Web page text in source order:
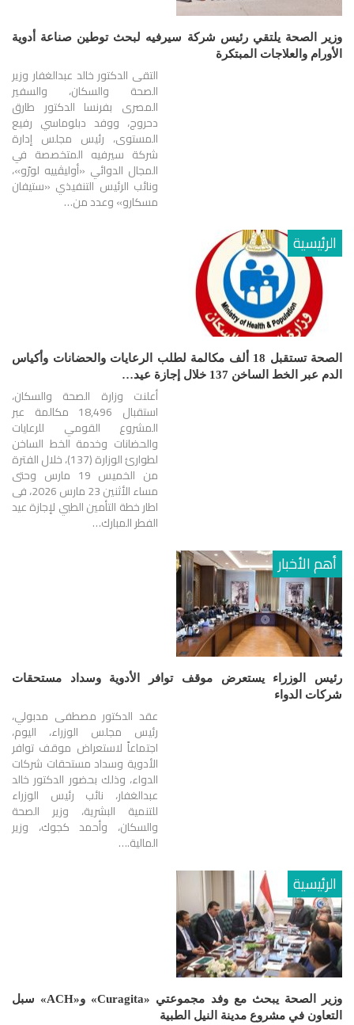
وزير الصحة يلتقي رئيس شركة سيرفيه لبحث توطين صناعة أدوية
الأورام والعلاجات المبتكرة
التقى الدكتور خالد عبدالغفار وزير
الصحة والسكان، والسفير
المصرى بفرنسا الدكتور طارق
دحروج، ووفد دبلوماسي رفيع
المستوى، رئيس مجلس إدارة
شركة سيرفيه المتخصصة في
المجال الدوائي «أوليڤييه لورّو»،
ونائب الرئيس التنفيذي «ستيفان
مسكارو» وعدد من…
الرئيسية
الصحة تستقبل 18 ألف مكالمة لطلب الرعايات والحضانات وأكياس
الدم عبر الخط الساخن 137 خلال إجازة عيد…
أعلنت وزارة الصحة والسكان،
استقبال 18,496 مكالمة عبر
المشروع القومي للرعايات
والحضانات وخدمة الخط الساخن
لطوارئ الوزارة (137)، خلال الفترة
من الخميس 19 مارس وحتى
مساء الأثنين 23 مارس 2026، فى
اطار خطة التأمين الطبي لإجازة عيد
الفطر المبارك…
أهم الأخبار
رئيس الوزراء يستعرض موقف توافر الأدوية وسداد مستحقات
شركات الدواء
عقد الدكتور مصطفى مدبولي،
رئيس مجلس الوزراء، اليوم،
اجتماعاً لاستعراض موقف توافر
الأدوية وسداد مستحقات شركات
الدواء، وذلك بحضور الدكتور خالد
عبدالغفار، نائب رئيس الوزراء
للتنمية البشرية، وزير الصحة
والسكان، وأحمد كجوك، وزير
المالية.…
الرئيسية
وزير الصحة يبحث مع وفد مجموعتي «Curagita» و«ACH» سبل
التعاون في مشروع مدينة النيل الطبية